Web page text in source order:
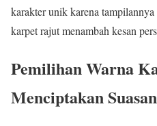
karakter unik karena
karpet rajut menambah kesan
Pemilihan Warna
Menciptakan